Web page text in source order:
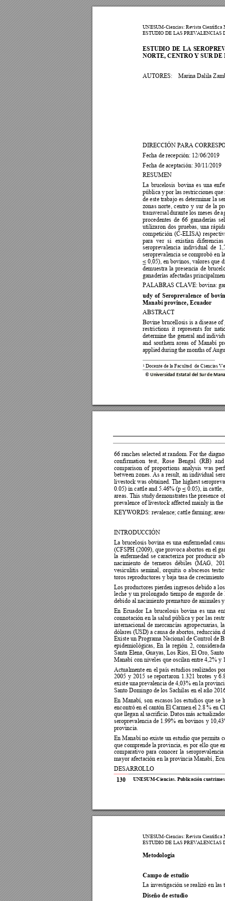
UNESUM-Ciencias: Revista Científica
ESTUDIO DE LAS PREVALENCIAS
© Universidad Estatal del Sur de M
ESTUDIO DE LA
NORTE, CENTRO Y SUR
AUTORES: Marina Dalila
DIRECCIÓN PARA
Fecha de recepción: 12/06/2019
Fecha de aceptación: 30/11/2019
RESUMEN
La brucelosis bovina es una enf
pública y por las restricciones que
de este trabajo es determinar la
zonas norte, centro y sur de la
transversal durante los meses de
procedentes de 66 ganaderías
utilizaron dos pruebas, una
competición (C-ELISA)
para ver si existían diferencias
seroprevalencia  individual de
seroprevalencia se comprobó en
≤ 0,05), en bovinos, valores que
demuestra la presencia de
ganaderías afectadas
PALABRAS CLAVE: bovina:
udy of Seroprevalence of
Manabí province, Ecuador
ABSTRACT
Bovine brucellosis is a disease of
restrictions it represents for
determine the general and
and southern areas of Manabí
applied during the months of
1 Docente de la Facultad de Ciencias
130 UNESUM-Ciencias. Publicación
66 ranches selected at random. For the
confirmation test, Rose Bengal (RB) and
comparison of proportions analysis was
between zones. As a result, an individual
livestock was obtained. The highest
0.05) in cattle and 5.46% (p ≤ 0.05), in cattle,
areas. This study demonstrates the presence
prevalence of livestock affected mainly in
KEYWORDS: revalence; cattle farming;
INTRODUCCIÓN
La brucelosis bovina es una enfermedad
(CFSPH (2009), que provoca abortos en el
la enfermedad se caracteriza por producir
nacimiento  de terneros débiles  (MAG,
vesiculitis seminal, orquitis o abscesos
toros reproductores y baja tasa de
Los productores pierden ingresos debido a
leche y un prolongado tiempo de engorde de
debido al nacimiento prematuro de animales y
En Ecuador La brucelosis bovina es una
connotación en la salud pública y por las
internacional de mercancías agropecuarias,
dólares (USD) a causa de abortos, reducción
Existe un Programa Nacional de Control de
epidemiológicas, En la región 2,
Santa Elena, Guayas, Los Ríos, El Oro,
Manabí con niveles que oscilan entre 4,2%
Actualmente en el país estudios realizados
2005 y 2015 se reportaron 1.321 brotes y
existe una prevalencia de 4,03% en la
Santo Domingo de los Sachilas en el año
En Manabí, son escasos los estudios que se
encontró en el cantón El Carmen el 2.8 %en
que llegan al sacrificio. Datos más
seroprevalencia de 1.99% en bovinos y
provincia.
En Manabí no existe un estudio que permita
que comprende la provincia, es por ello que
comparativo para conocer la seroprevalencia
mayor afectación en la provincia Manabí, Ec
DESARROLLO
UNESUM-Ciencias: Revista Científica
ESTUDIO DE LAS PREVALENCIAS
Metodología
Campo de estudio
La investigación se realizó en
Diseño de estudio